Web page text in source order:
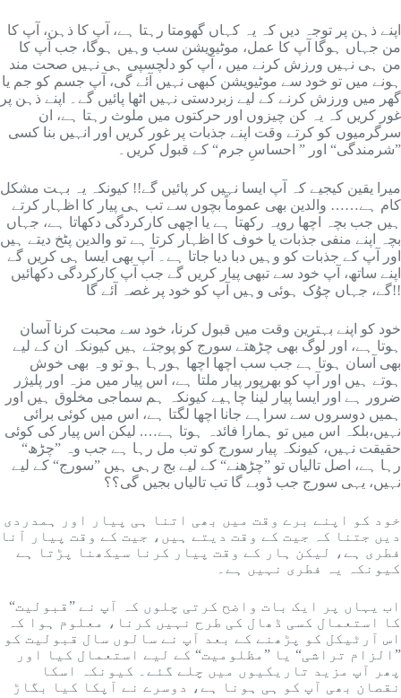
اپنے ذہن پر توجہ دیں کہ یہ کہاں گھومتا رہتا ہے، آپ کا ذہن، آپ کا
من جہاں ہوگا آپ کا عمل، موٹیویشن سب وہیں ہوگا، جب آپ کا
من ہی نہیں ورزش کرنے میں ، آپ کو دلچسپی ہی نہیں صحت مند
ہونے میں تو خود سے موٹیویشن کبھی نہیں آئے گی، آپ جسم کو جم یا
گھر میں ورزش کرنے کے لیے زبردستی نہیں اٹھا پائیں گے۔ اپنے ذہن پر
غور کریں کہ یہ کن چیزوں اور حرکتوں میں ملوث رہتا ہے، ان
سرگرمیوں کو کرتے وقت اپنے جذبات پر غور کریں اور انہیں بنا کسی
”شرمندگی“ اور ” احساسِ جرم“ کے قبول کریں۔
میرا یقین کیجیے کہ آپ ایسا نہیں کر پائیں گے!! کیونکہ یہ بہت مشکل
کام ہے…… والدین بھی عموماً بچوں سے تب ہی پیار کا اظہار کرتے
ہیں جب بچہ اچھا رویہ رکھتا ہے یا اچھی کارکردگی دکھاتا ہے، جہاں
بچہ اپنے منفی جذبات یا خوف کا اظہار کرتا ہے تو والدین پٹخ دیتے ہیں
اور آپ کے جذبات کو وہیں دبا دیا جاتا ہے۔ آپ بھی ایسا ہی کریں گے
اپنے ساتھ، آپ خود سے تبھی پیار کریں گے جب آپ کارکردگی دکھائیں
گے، جہاں چوُک ہوئی وہیں آپ کو خود پر غصہ آئے گا!!
خود کو اپنے بہترین وقت میں قبول کرنا، خود سے محبت کرنا آسان
ہوتا ہے، اور لوگ بھی چڑھتے سورج کو پوجتے ہیں کیونکہ ان کے لیے
بھی آسان ہوتا ہے جب سب اچھا اچھا ہورہا ہو تو وہ بھی خوش
ہوتے ہیں اور آپ کو بھرپور پیار ملتا ہے، اس پیار میں مزہ اور پلیژر
ضرور ہے اور ایسا پیار لینا چاہیے کیونکہ ہم سماجی مخلوق ہیں اور
ہمیں دوسروں سے سراہے جانا اچھا لگتا ہے، اس میں کوئی برائی
نہیں،بلکہ اس میں تو ہمارا فائدہ ہوتا ہے…. لیکن اس پیار کی کوئی
حقیقت نہیں، کیونکہ پیار سورج کو تب مل رہا ہے جب وہ ”چڑھ“
رہا ہے، اصل تالیاں تو ”چڑھنے“ کے لیے بج رہی ہیں ”سورج“ کے لیے
نہیں، یہی سورج جب ڈوبے گا تب تالیاں بجیں گی؟؟
خود کو اپنے برے وقت میں بھی اتنا ہی پیار اور ہمدردی
دیں جتنا کہ جیت کے وقت دیتے ہیں، جیت کے وقت پیار آنا
فطری ہے، لیکن ہار کے وقت پیار کرنا سیکھنا پڑتا ہے
کیونکہ یہ فطری نہیں ہے۔
اب یہاں پر ایک بات واضح کرتی چلوں کہ آپ نے ”قبولیت“
کا استعمال کسی ڈھال کی طرح نہیں کرنا، معلوم ہوا کہ
اس آرٹیکل کو پڑھنے کے بعد آپ نے سالوں سال قبولیت کو
”الزام تراشی“ یا ”مظلومیت“ کے لیے استعمال کیا اور
پھر آپ مزید تاریکیوں میں چلے گئے۔ کیونکہ اسکا
نقصان بھی آپ کو ہی ہونا ہے، دوسرے نے آپکا کیا بگاڑ